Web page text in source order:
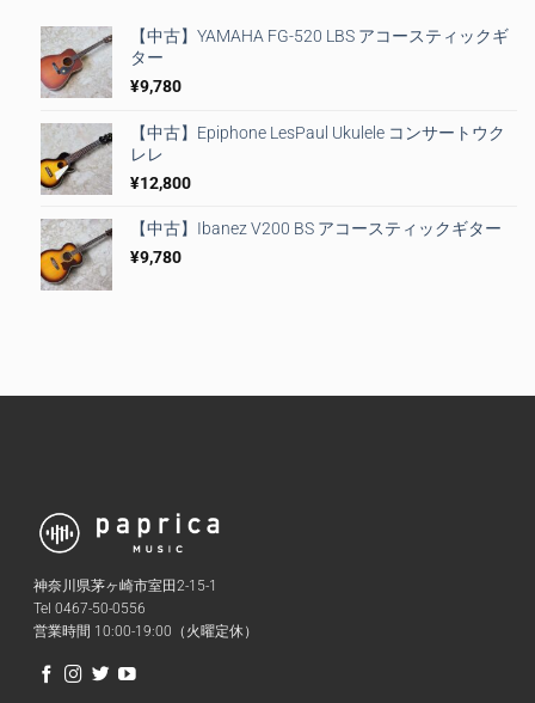
【中古】YAMAHA FG-520 LBS アコースティックギ
ター
¥9,780
【中古】Epiphone LesPaul Ukulele コンサートウク
レレ
¥12,800
【中古】Ibanez V200 BS アコースティックギター
¥9,780
神奈川県茅ヶ崎市室田2-15-1
Tel 0467-50-0556
営業時間 10:00-19:00（火曜定休）